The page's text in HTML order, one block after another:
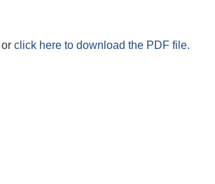
or click here to download the PDF file.